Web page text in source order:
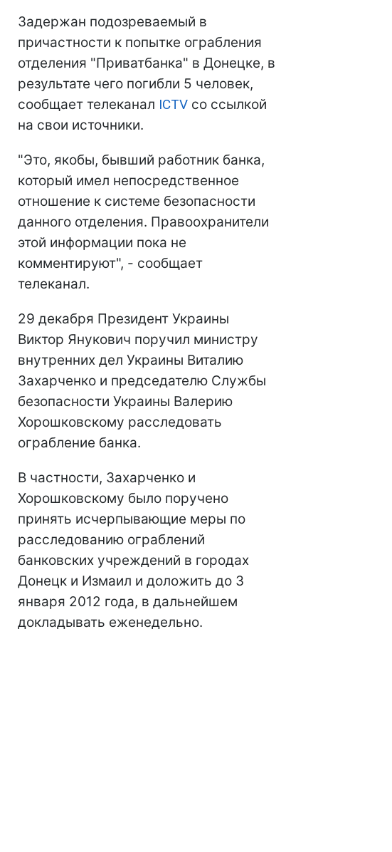
Задержан подозреваемый в
причастности к попытке ограбления
отделения "Приватбанка" в Донецке, в
результате чего погибли 5 человек,
сообщает телеканал ICTV со ссылкой
на свои источники.
"Это, якобы, бывший работник банка,
который имел непосредственное
отношение к системе безопасности
данного отделения. Правоохранители
этой информации пока не
комментируют", - сообщает
телеканал.
29 декабря Президент Украины
Виктор Янукович поручил министру
внутренних дел Украины Виталию
Захарченко и председателю Службы
безопасности Украины Валерию
Хорошковскому расследовать
ограбление банка.
В частности, Захарченко и
Хорошковскому было поручено
принять исчерпывающие меры по
расследованию ограблений
банковских учреждений в городах
Донецк и Измаил и доложить до 3
января 2012 года, в дальнейшем
докладывать еженедельно.